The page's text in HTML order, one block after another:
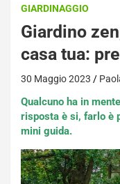
GIARDINAGGIO
Giardino
casa tua:
30 Maggio 2023
Qualcuno ha in
risposta è si, farlo è
mini guida.